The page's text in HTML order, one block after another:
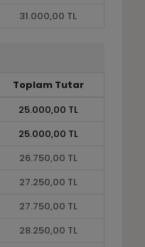
31.000,00 TL
Toplam Tutar
25.000,00 TL
25.000,00 TL
26.750,00 TL
27.250,00 TL
27.750,00 TL
28.250,00 TL